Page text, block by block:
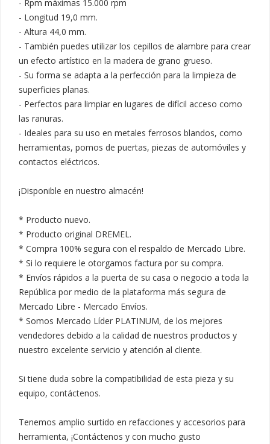
- Rpm máximas 15.000 rpm
- Longitud 19,0 mm.
- Altura 44,0 mm.
- También puedes utilizar los cepillos de alambre para crear
un efecto artístico en la madera de grano grueso.
- Su forma se adapta a la perfección para la limpieza de
superficies planas.
- Perfectos para limpiar en lugares de difícil acceso como
las ranuras.
- Ideales para su uso en metales ferrosos blandos, como
herramientas, pomos de puertas, piezas de automóviles y
contactos eléctricos.
¡Disponible en nuestro almacén!
* Producto nuevo.
* Producto original DREMEL.
* Compra 100% segura con el respaldo de Mercado Libre.
* Si lo requiere le otorgamos factura por su compra.
* Envíos rápidos a la puerta de su casa o negocio a toda la
República por medio de la plataforma más segura de
Mercado Libre - Mercado Envíos.
* Somos Mercado Líder PLATINUM, de los mejores
vendedores debido a la calidad de nuestros productos y
nuestro excelente servicio y atención al cliente.
Si tiene duda sobre la compatibilidad de esta pieza y su
equipo, contáctenos.
Tenemos amplio surtido en refacciones y accesorios para
herramienta, ¡Contáctenos y con mucho gusto